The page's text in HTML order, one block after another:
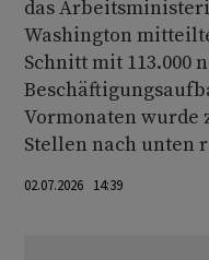
das
Washington
Schnitt mit 113.000
Vormonaten wurde
Stellen nach
02.07.2026 14:39